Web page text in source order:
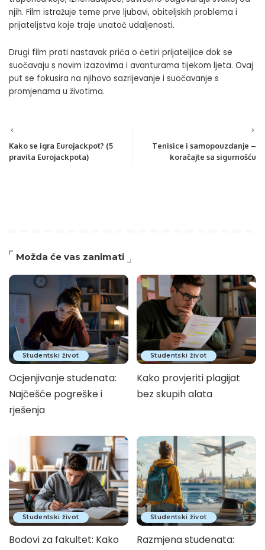
njih. Film istražuje teme prve ljubavi, obiteljskih problema i
prijateljstva koje traje unatoč udaljenosti.
Drugi film prati nastavak priča o četiri prijateljice dok se
suočavaju s novim izazovima i avanturama tijekom ljeta. Ovaj
put se fokusira na njihovo sazrijevanje i suočavanje s
promjenama u životima.
Kako se igra Eurojackpot? (5
pravila Eurojackpota)
Tenisice i samopouzdanje –
koračajte sa sigurnošću
Možda će vas zanimati
Studentski život
Ocjenjivanje studenata:
Najčešće pogreške i
rješenja
Studentski život
Kako provjeriti plagijat
bez skupih alata
Studentski život
Bodovi za fakultet: Kako
Studentski život
Razmjena studenata: